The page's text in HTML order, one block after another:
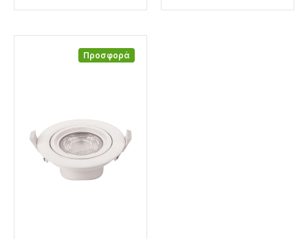
Προσφορά